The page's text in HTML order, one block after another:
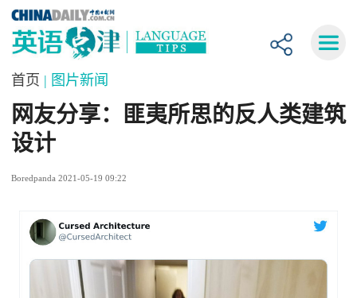
首页 | 图片新闻
网友分享：匪夷所思的反人类建筑
设计
Boredpanda 2021-05-19 09:22